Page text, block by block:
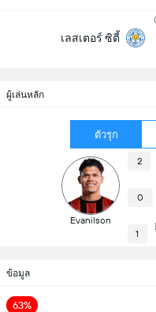
เลสเตอร์ ซิตี้
ผู้เล่นหลัก
ตัวรุก
Evanilson
2
0
1
ข้อมูล
63%